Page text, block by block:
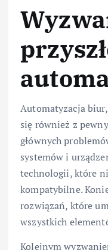
Automatyzacja
się również z
głównych
systemów i
technologii, które
kompatybilne.
rozwiązań, które
wszystkich
Kolejnym